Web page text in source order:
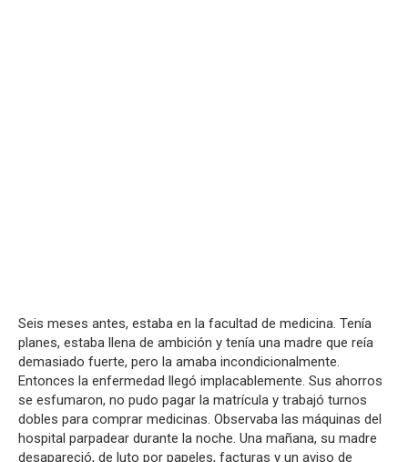
Seis meses antes, estaba en la facultad de medicina. Tenía
planes, estaba llena de ambición y tenía una madre que reía
demasiado fuerte, pero la amaba incondicionalmente.
Entonces la enfermedad llegó implacablemente. Sus ahorros
se esfumaron, no pudo pagar la matrícula y trabajó turnos
dobles para comprar medicinas. Observaba las máquinas del
hospital parpadear durante la noche. Una mañana, su madre
desapareció, de luto por papeles, facturas y un aviso de